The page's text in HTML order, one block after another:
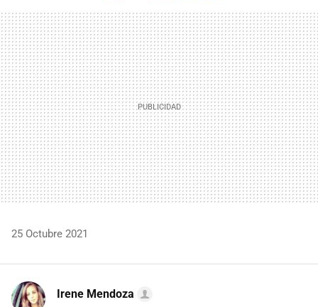
MAIL
25 Octubre 2021
Irene Mendoza